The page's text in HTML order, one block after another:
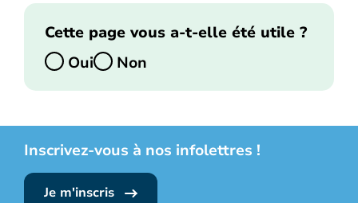
Cette page vous a-t-elle été utile ?
Oui
Non
Inscrivez-vous à nos infolettres !
Je m'inscris